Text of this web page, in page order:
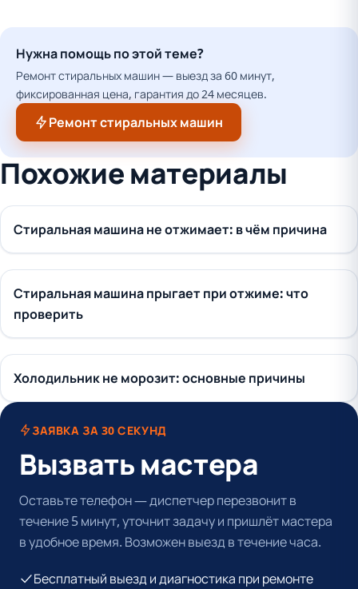
Нужна помощь по этой теме?
Ремонт стиральных машин — выезд за 60 минут,
фиксированная цена, гарантия до 24 месяцев.
Ремонт стиральных машин
Похожие материалы
Стиральная машина не отжимает: в чём причина
Стиральная машина прыгает при отжиме: что
проверить
Холодильник не морозит: основные причины
ЗАЯВКА ЗА 30 СЕКУНД
Вызвать мастера
Оставьте телефон — диспетчер перезвонит в
течение 5 минут, уточнит задачу и пришлёт мастера
в удобное время. Возможен выезд в течение часа.
Бесплатный выезд и диагностика при ремонте